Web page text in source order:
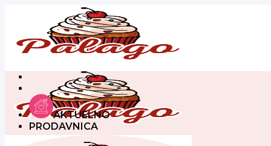
AKTUELNO
PRODAVNICA